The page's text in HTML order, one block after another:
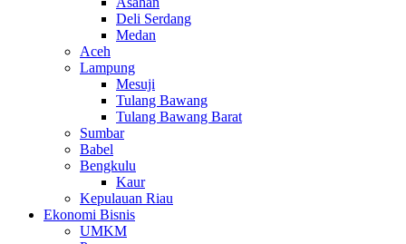
Deli Serdang
Medan
Aceh
Lampung
Mesuji
Tulang Bawang
Tulang Bawang Barat
Sumbar
Babel
Bengkulu
Kaur
Kepulauan Riau
Ekonomi Bisnis
UMKM